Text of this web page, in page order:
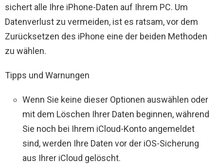
sichert alle Ihre iPhone-Daten auf Ihrem PC. Um
Datenverlust zu vermeiden, ist es ratsam, vor dem
Zurücksetzen des iPhone eine der beiden Methoden
zu wählen.
Tipps und Warnungen
Wenn Sie keine dieser Optionen auswählen oder
mit dem Löschen Ihrer Daten beginnen, während
Sie noch bei Ihrem iCloud-Konto angemeldet
sind, werden Ihre Daten vor der iOS-Sicherung
aus Ihrer iCloud gelöscht.